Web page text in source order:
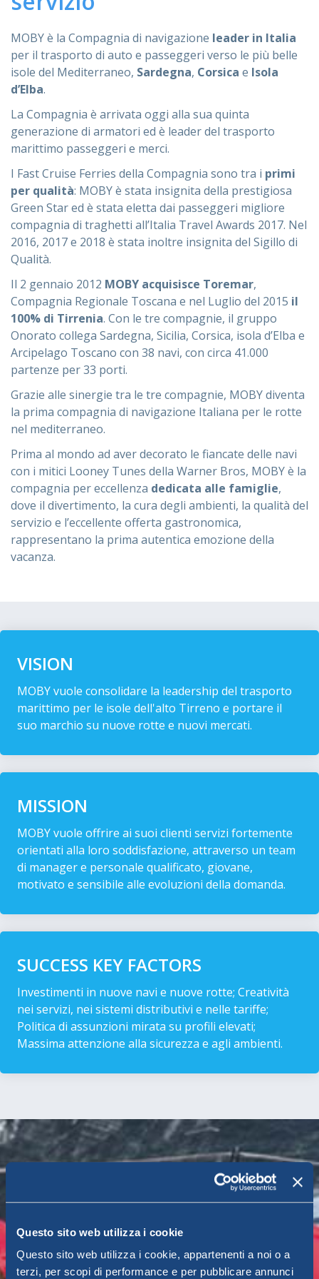
Questo sito web utilizza i cookie
Questo sito web utilizza i cookie, appartenenti a noi o a
terzi, per scopi di performance e per pubblicare annunci
Assistenza
Assistenza02 76028132
MOBY è la Compagnia di navigazione leader in Italia
per il trasporto di auto e passeggeri verso le più belle
isole del Mediterraneo, Sardegna, Corsica e Isola
d’Elba.
La Compagnia è arrivata oggi alla sua quinta
generazione di armatori ed è leader del trasporto
marittimo passeggeri e merci.
I Fast Cruise Ferries della Compagnia sono tra i primi
per qualità: MOBY è stata insignita della prestigiosa
Green Star ed è stata eletta dai passeggeri migliore
compagnia di traghetti all’Italia Travel Awards 2017. Nel
2016, 2017 e 2018 è stata inoltre insignita del Sigillo di
Qualità.
Il 2 gennaio 2012 MOBY acquisisce Toremar,
Compagnia Regionale Toscana e nel Luglio del 2015 il
100% di Tirrenia. Con le tre compagnie, il gruppo
Onorato collega Sardegna, Sicilia, Corsica, isola d’Elba e
Arcipelago Toscano con 38 navi, con circa 41.000
partenze per 33 porti.
Grazie alle sinergie tra le tre compagnie, MOBY diventa
la prima compagnia di navigazione Italiana per le rotte
nel mediterraneo.
Prima al mondo ad aver decorato le fiancate delle navi
con i mitici Looney Tunes della Warner Bros, MOBY è la
compagnia per eccellenza dedicata alle famiglie,
dove il divertimento, la cura degli ambienti, la qualità del
servizio e l’eccellente offerta gastronomica,
rappresentano la prima autentica emozione della
vacanza.
VISION
MOBY vuole consolidare la leadership del trasporto
marittimo per le isole dell'alto Tirreno e portare il
suo marchio su nuove rotte e nuovi mercati.
MISSION
MOBY vuole offrire ai suoi clienti servizi fortemente
orientati alla loro soddisfazione, attraverso un team
di manager e personale qualificato, giovane,
motivato e sensibile alle evoluzioni della domanda.
SUCCESS KEY FACTORS
Investimenti in nuove navi e nuove rotte; Creatività
nei servizi, nei sistemi distributivi e nelle tariffe;
Politica di assunzioni mirata su profili elevati;
Massima attenzione alla sicurezza e agli ambienti.